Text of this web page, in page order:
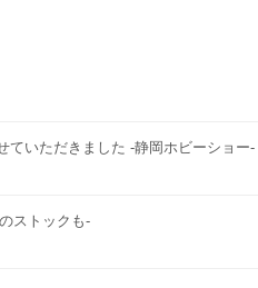
いただきました -静岡ホビーショー-
ストックも-